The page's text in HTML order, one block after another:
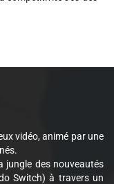
vidéo, animé par une
jungle des nouveautés
Switch) à travers un